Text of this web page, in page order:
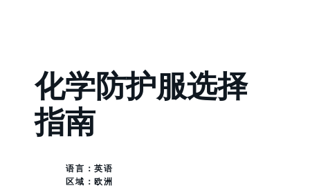
化学防护服选择
指南
语言：英语
区域：欧洲